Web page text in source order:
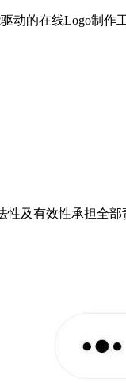
的在线Logo制作
及有效性承担全部